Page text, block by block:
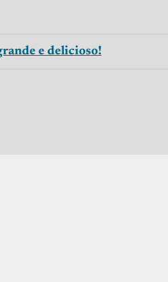
e delicioso!